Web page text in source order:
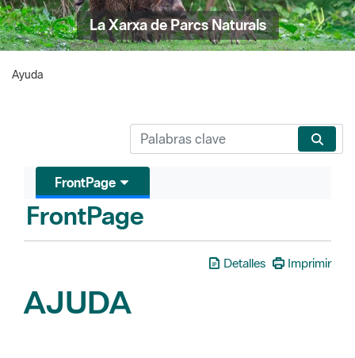
La Xarxa de Parcs Naturals
Ayuda
FrontPage
FrontPage
Detalles Imprimir
AJUDA